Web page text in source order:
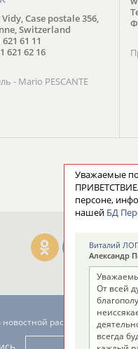
Case postale 356,
Switzerland
61 11
621 62 16
- Mario PESCANTE
новостной рассылке: 996
Уважаемые
персоне,
нашей БД
Виталий
Александр
От всей
всегда